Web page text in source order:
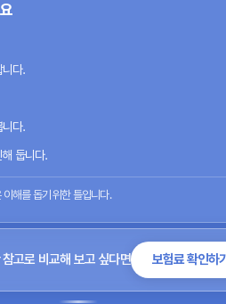
다.
다.
둡니다.
해를 돕기 위한 틀입니다.
참고로 비교해 보고 싶다면 보험료 확인하기